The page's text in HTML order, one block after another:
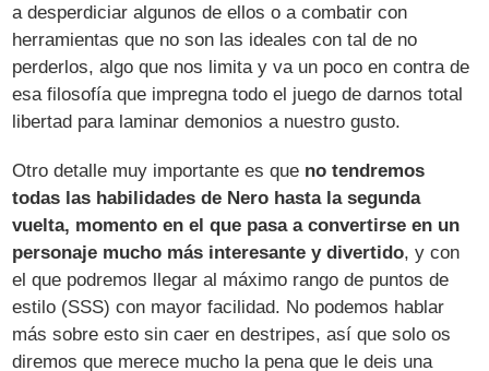
a desperdiciar algunos de ellos o a combatir con
herramientas que no son las ideales con tal de no
perderlos, algo que nos limita y va un poco en contra de
esa filosofía que impregna todo el juego de darnos total
libertad para laminar demonios a nuestro gusto.
Otro detalle muy importante es que no tendremos
todas las habilidades de Nero hasta la segunda
vuelta, momento en el que pasa a convertirse en un
personaje mucho más interesante y divertido, y con
el que podremos llegar al máximo rango de puntos de
estilo (SSS) con mayor facilidad. No podemos hablar
más sobre esto sin caer en destripes, así que solo os
diremos que merece mucho la pena que le deis una